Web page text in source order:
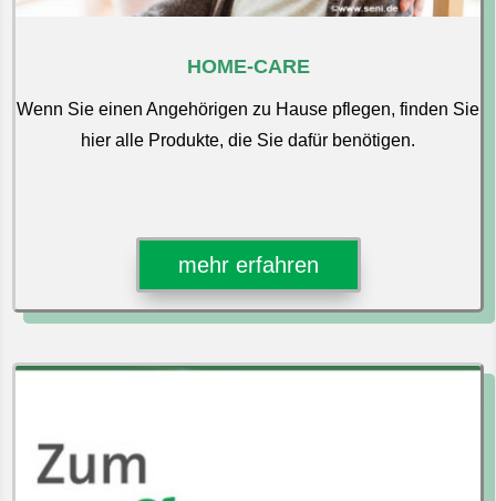
HOME-CARE
Wenn Sie einen Angehörigen zu Hause pflegen, finden Sie
hier alle Produkte, die Sie dafür benötigen.
mehr erfahren